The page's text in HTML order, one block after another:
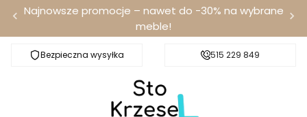
Najnowsze promocje – nawet do -30% na wybrane
meble!
Bezpieczna wysyłka Darmowa dostawa od 100 zł
515 229 849